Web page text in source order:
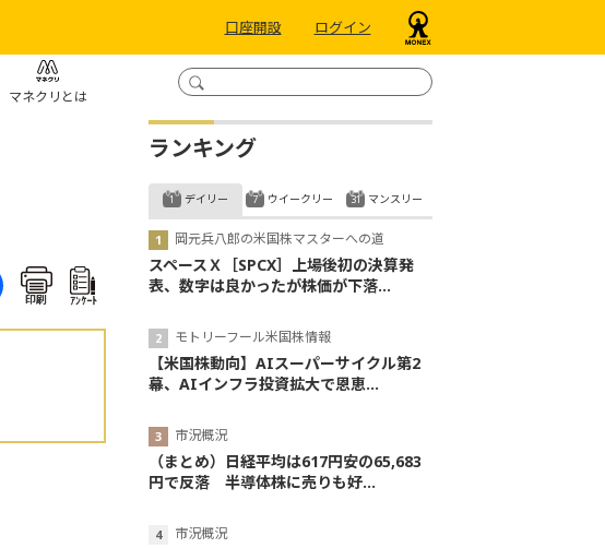
口座開設 ログイン
マネクリとは
印刷 ｱﾝｹｰﾄ
ランキング
デイリー
岡元兵八郎の米国株マスターへの道
スペースＸ［SPCX］上場後初の決算発
表、数字は良かったが株価が下落...
モトリーフール米国株情報
【米国株動向】AIスーパーサイクル第2
幕、AIインフラ投資拡大で恩恵...
市況概況
（まとめ）日経平均は617円安の65,683
円で反落 半導体株に売りも好...
市況概況
ウイークリー マンスリー